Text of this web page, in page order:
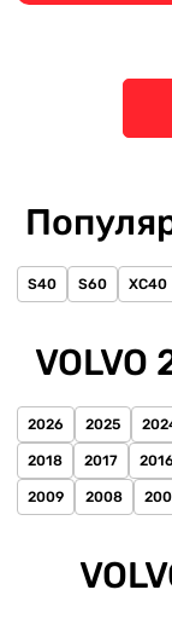
S40 S60 XC40
VOLVO
2026 2025
2018 2017 2016
2009 2008